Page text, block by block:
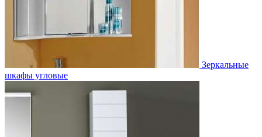
Зеркальные
шкафы угловые